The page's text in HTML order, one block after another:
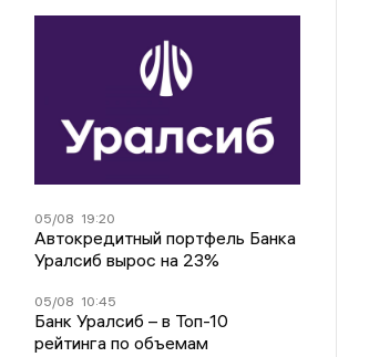
05/08 19:20
Автокредитный портфель Банка
Уралсиб вырос на 23%
05/08 10:45
Банк Уралсиб – в Топ-10
рейтинга по объемам